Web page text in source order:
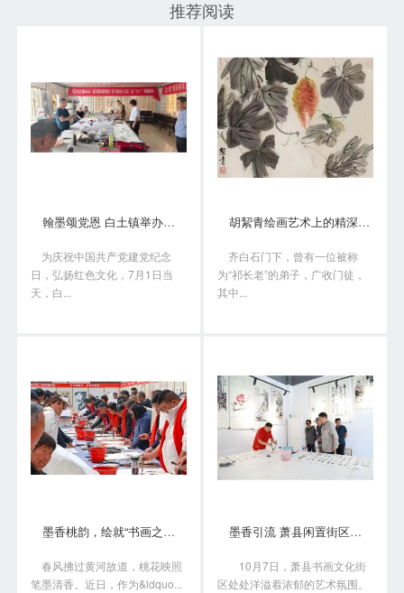
推荐阅读
翰墨颂党恩 白土镇举办书画笔会庆“七一”
为庆祝中国共产党建党纪念
日，弘扬红色文化，7月1日当
天，白...
胡絜青绘画艺术上的精深造诣从何而来?
齐白石门下，曾有一位被称
为“祁长老”的弟子，广收门徒，
其中...
墨香桃韵，绘就“书画之乡”新画卷
春风拂过黄河故道，桃花映照
笔墨清香。近日，作为&ldquo...
墨香引流 萧县闲置街区变身书画艺术聚落
10月7日，萧县书画文化街
区处处洋溢着浓郁的艺术氛围。